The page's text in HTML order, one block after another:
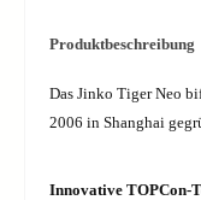
Produktbeschreibung
Das Jinko Tiger Neo
2006 in Shanghai
Innovative TOPCon-